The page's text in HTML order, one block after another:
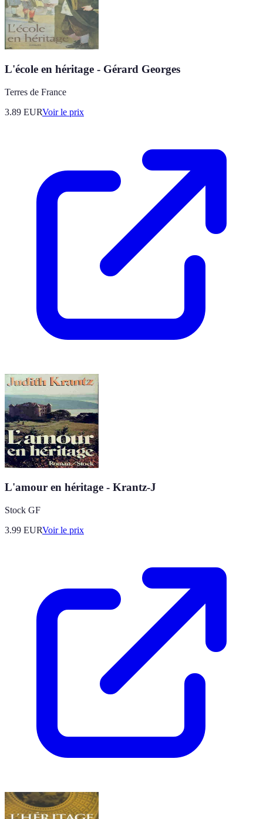
L'école en héritage - Gérard Georges
Terres de France
3.89 EURVoir le prix
L'amour en héritage - Krantz-J
Stock GF
3.99 EURVoir le prix